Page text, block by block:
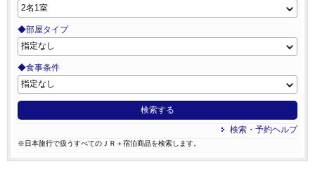
◆部屋タイプ
◆食事条件
検索する
検索・予約ヘルプ
※日本旅行で扱うすべてのＪＲ＋宿泊商品を検索します。